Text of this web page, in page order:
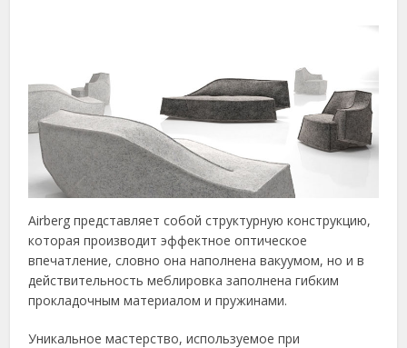
Airberg представляет собой структурную конструкцию,
которая производит эффектное оптическое
впечатление, словно она наполнена вакуумом, но и в
действительность меблировка заполнена гибким
прокладочным материалом и пружинами.
Уникальное мастерство, используемое при